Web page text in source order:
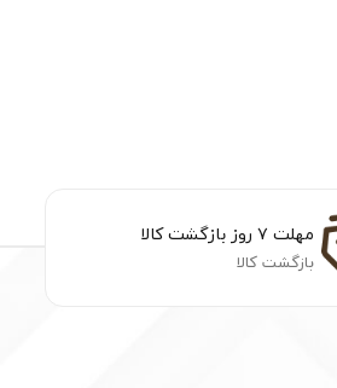
مهلت ۷ روز بازگشت کالا
بازگشت کالا